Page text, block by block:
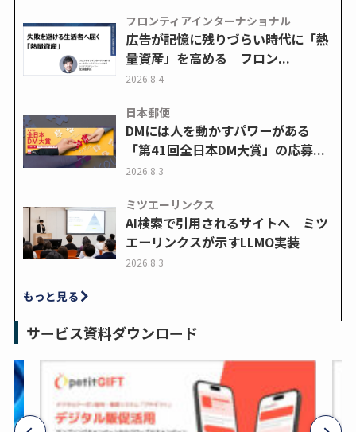
フロンティアインターナショナル
広告が記憶に残りづらい時代に「熱
量資産」を高める フロン...
2026.8.4
日本郵便
DMには人を動かすパワーがある
「第41回全日本DM大賞」の応募...
2026.8.3
ミツエーリンクス
AI検索で引用されるサイトへ ミツ
エーリンクスが示すLLMO実装
2026.8.3
もっと見る
サービス資料ダウンロード